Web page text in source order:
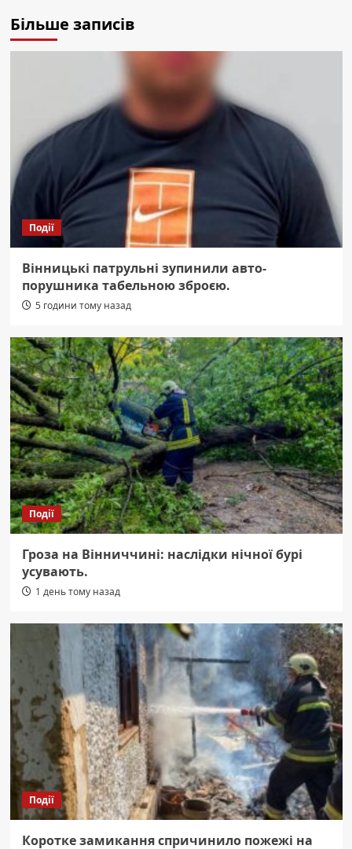
Більше записів
Події
Вінницькі патрульні зупинили авто-
порушника табельною зброєю.
5 години тому назад
Події
Гроза на Вінниччині: наслідки нічної бурі
усувають.
1 день тому назад
Події
Коротке замикання спричинило пожежі на